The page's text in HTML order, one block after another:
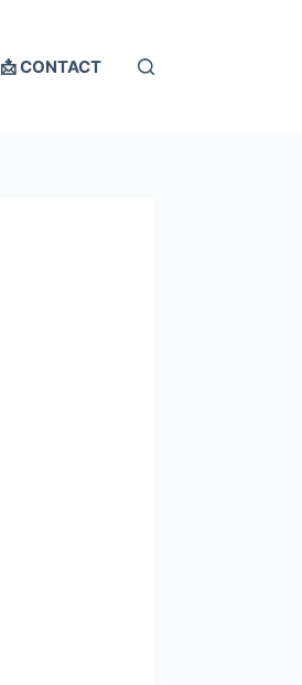
📩 CONTACT